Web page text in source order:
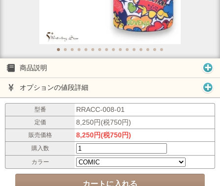
商品説明
オプションの値段詳細
型番 RRACC-008-01
定価 8,250円(税750円)
販売価格 8,250円(税750円)
購入数
カラー